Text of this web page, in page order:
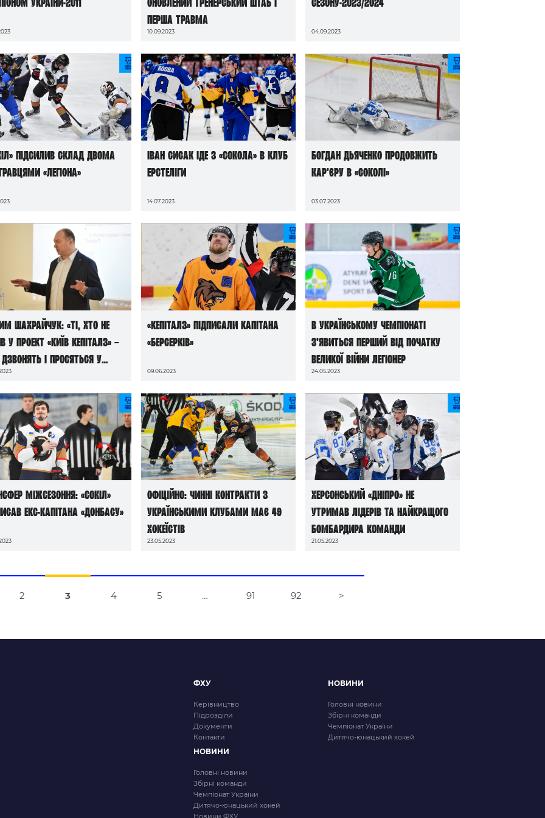
перша травма
10.09.2023 04.09.2023
підсилив склад двома
«Легіона»
Іван Сисак іде з «Сокола» в клуб
Ерстеліги
14.07.2023
Богдан Дьяченко продовжить
кар’єру в «Соколі»
03.07.2023
Шахрайчук: «Ті, хто не
у проект «Київ Кепіталз» –
і просяться у
«Кепіталз» підписали капітана
«Берсерків»
09.06.2023
В українському чемпіонаті
з’явиться перший від початку
великої війни легіонер
24.05.2023
міжсезоння: «Сокіл»
екс-капітана «Донбасу»
Офіційно: чинні контракти з
українськими клубами має 49
хокеїстів
23.05.2023
Херсонський «Дніпро» не
утримав лідерів та найкращого
бомбардира команди
21.05.2023
записами
2 3 4 5 … 91 92 >
ФХУ
Керівництво
Підрозділи
Документи
Контакти
НОВИНИ
Головні новини
Збірні команди
Чемпіонат України
Дитячо-юнацький хокей
НОВИНИ
Головні новини
Збірні команди
Чемпіонат України
Дитячо-юнацький хокей
Новини ФХУ